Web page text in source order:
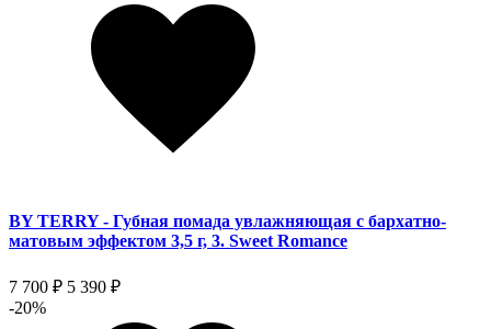
BY TERRY - Губная помада увлажняющая с бархатно-
матовым эффектом 3,5 г, 3. Sweet Romance
7 700 ₽ 5 390 ₽
-20%